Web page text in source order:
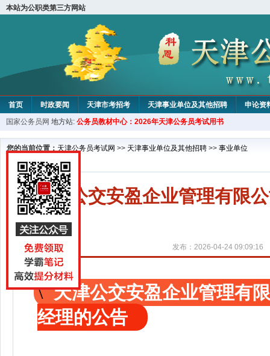
本站为公职类第三方网站
首页 时政要闻 天津市考招考 天津事业单位及其他招聘 申论资
教材中心
国家公务员网 地方站: 公务员教材中心：2026年天津公务员考试用书
您的当前位置： 天津公务员考试网 >> 天津事业单位及其他招聘 >> 事业单位
天津公交安盈企业管理有限
发布：2026-04-24 09:09:16
天津公交安盈企业管理有
经理的公告